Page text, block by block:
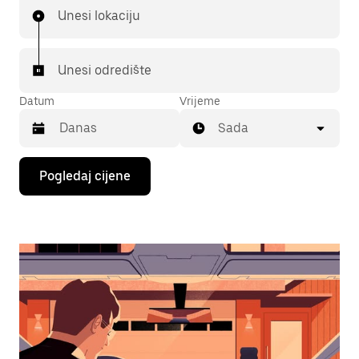
Unesi lokaciju
Unesi odredište
Datum
Pritisni
tipku
sa
za
s
kalendarom
odaberi
datum.
Pritisni
Vrijeme
Sada
Pogledaj cijene